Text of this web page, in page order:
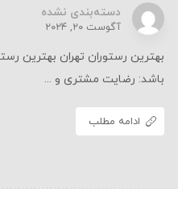
دسته‌بندی نشده
آگوست ۲۰, ۲۰۲۴
بهترین رستوران تهران بهترین
باشد: رضایت مشتری و ...
ادامه مطلب